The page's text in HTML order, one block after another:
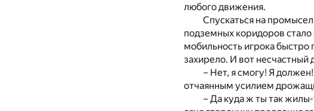
любого движения.
Спускаться на
подземных коридоров
мобильность игрока
захирело. И вот
– Нет, я смогу! Я
отчаянным усилием
– Да куда ж ты так